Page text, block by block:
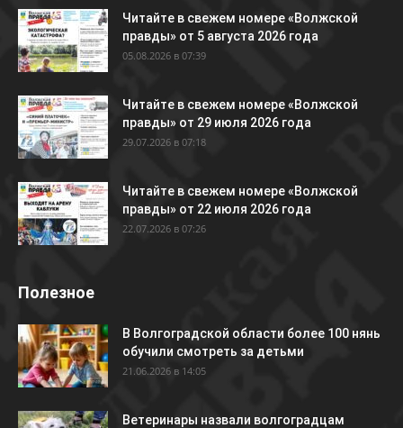
Читайте в свежем номере «Волжской
правды» от 5 августа 2026 года
05.08.2026 в 07:39
Читайте в свежем номере «Волжской
правды» от 29 июля 2026 года
29.07.2026 в 07:18
Читайте в свежем номере «Волжской
правды» от 22 июля 2026 года
22.07.2026 в 07:26
Полезное
В Волгоградской области более 100 нянь
обучили смотреть за детьми
21.06.2026 в 14:05
Ветеринары назвали волгоградцам